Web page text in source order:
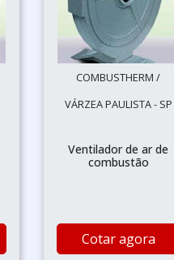
COMBUSTHERM /
VÁRZEA PAULISTA - SP
Ventilador de ar de
combustão
Cotar agora